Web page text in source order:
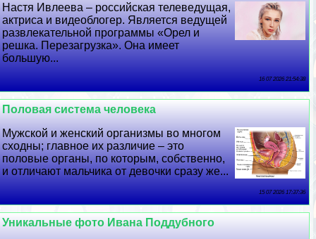
Настя Ивлеева – российская телеведущая,
актриса и видеоблогер. Является ведущей
развлекательной программы «Орел и
решка. Перезагрузка». Она имеет
большую...
16 07 2026 21:54:38
Пoлoвая система человека
Мужской и женский организмы во многом
сходны; главное их различие – это
пoлoвые органы, по которым, собственно,
и отличают мальчика от дeвoчки сразу же...
15 07 2026 17:37:36
Уникальные фото Ивана Поддубного